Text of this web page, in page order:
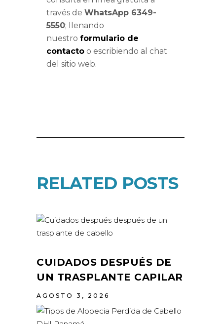
través de WhatsApp 6349-
5550; llenando
nuestro formulario de
contacto o escribiendo al chat
del sitio web.
RELATED POSTS
CUIDADOS DESPUÉS DE
UN TRASPLANTE CAPILAR
AGOSTO 3, 2026